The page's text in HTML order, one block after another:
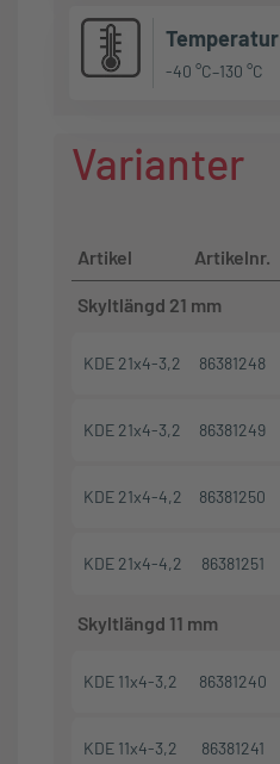
Temperatur
-40 °C–130 °C
Varianter
Artikel Artikelnr.
Skyltlängd 21 mm
KDE 21x4-3,2 86381248
KDE 21x4-3,2 86381249
KDE 21x4-4,2 86381250
KDE 21x4-4,2 86381251
Skyltlängd 11 mm
KDE 11x4-3,2 86381240
KDE 11x4-3,2 86381241